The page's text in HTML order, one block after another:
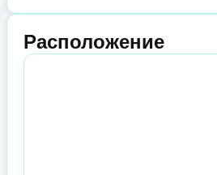
Расположение